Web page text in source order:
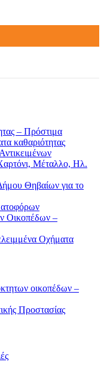
– Πρόστιμα
καθαριότητας
Μέταλλο, Ηλ.
Θηβαίων για το
Οικοπέδων –
Οχήματα
οικοπέδων –
Προστασίας